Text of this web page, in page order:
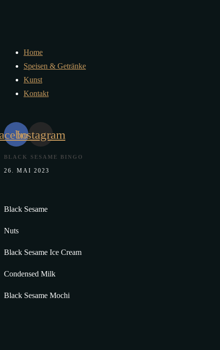
Home
Speisen & Getränke
Kunst
Kontakt
Instagram
BLACK SESAME BINGO
26. MAI 2023
Black Sesame
Nuts
Black Sesame Ice Cream
Condensed Milk
Black Sesame Mochi